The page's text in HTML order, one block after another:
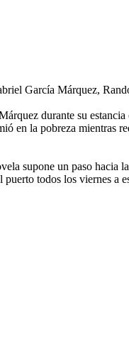
García Márquez,
durante su
en la pobreza mientras
supone un paso
todos los viernes a